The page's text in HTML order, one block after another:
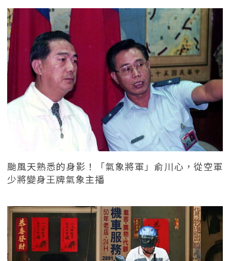
颱風天熟悉的身影！「氣象將軍」俞川心，從空軍
少將變身王牌氣象主播